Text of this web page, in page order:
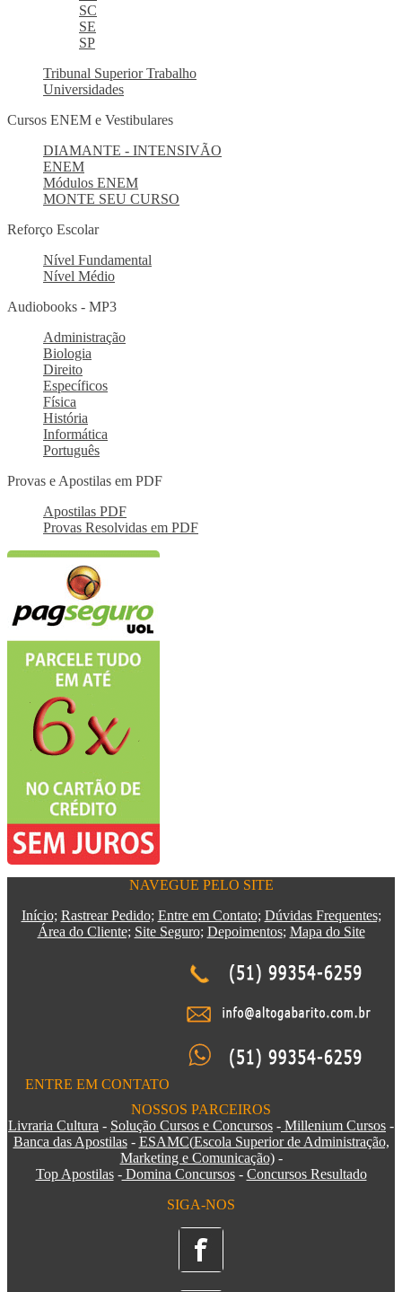
SC
SE
SP
Tribunal Superior Trabalho
Universidades
Cursos ENEM e Vestibulares
DIAMANTE - INTENSIVÃO
ENEM
Módulos ENEM
MONTE SEU CURSO
Reforço Escolar
Nível Fundamental
Nível Médio
Audiobooks - MP3
Administração
Biologia
Direito
Específicos
Física
História
Informática
Português
Provas e Apostilas em PDF
Apostilas PDF
Provas Resolvidas em PDF
NAVEGUE PELO SITE
Início; Rastrear Pedido; Entre em Contato; Dúvidas Frequentes;
Área do Cliente; Site Seguro; Depoimentos; Mapa do Site
ENTRE EM CONTATO
NOSSOS PARCEIROS
Livraria Cultura - Solução Cursos e Concursos - Millenium Cursos -
Banca das Apostilas- ESAMC(Escola Superior de Administração,
Marketing e Comunicação)-
Top Apostilas-Domina Concursos- Concursos Resultado
SIGA-NOS